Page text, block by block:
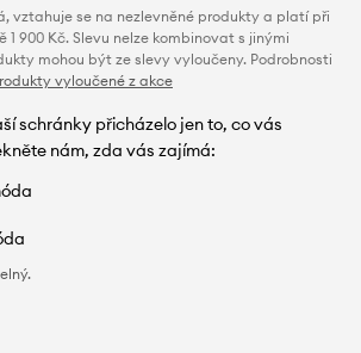
vztahuje se na nezlevněné produkty a platí při
1 900 Kč. Slevu nelze kombinovat s jinými
mohou být ze slevy vyloučeny. Podrobnosti
vyloučené z akce
schránky přicházelo jen to, co vás
nám, zda vás zajímá: